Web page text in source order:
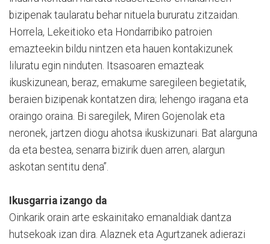
bizipenak taularatu behar nituela bururatu zitzaidan.
Horrela, Lekeitioko eta Hondarribiko patroien
emazteekin bildu nintzen eta hauen kontakizunek
liluratu egin ninduten. Itsasoaren emazteak
ikuskizunean, beraz, emakume saregileen begietatik,
beraien bizipenak kontatzen dira; lehengo iragana eta
oraingo oraina. Bi saregilek, Miren Gojenolak eta
neronek, jartzen diogu ahotsa ikuskizunari. Bat alarguna
da eta bestea, senarra bizirik duen arren, alargun
askotan sentitu dena”.
Ikusgarria izango da
Oinkarik orain arte eskainitako emanaldiak dantza
hutsekoak izan dira. Alaznek eta Agurtzanek adierazi